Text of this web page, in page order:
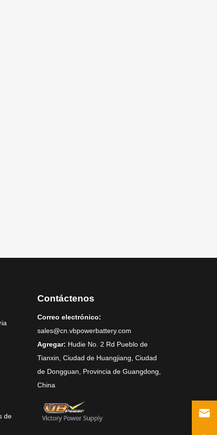
de
Contáctenos
Correo electrónico:
sales@cn.vbpowerbattery.com
Agregar: Hudie No. 2 Rd Pueblo de
Tianxin, Ciudad de Huangjiang, Ciudad
de Dongguan, Provincia de Guangdong,
China